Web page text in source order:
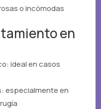
o incómodas
en
ideal en casos
especialmente en